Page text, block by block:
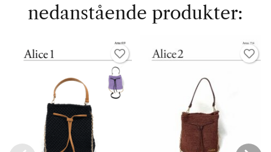
nedanstående produkter: